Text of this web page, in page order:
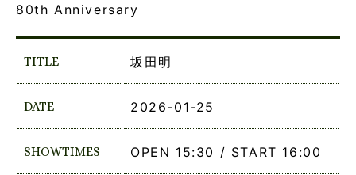
80th Anniversary
TITLE 坂田明
DATE 2026-01-25
SHOWTIMES OPEN 15:30 / START 16:00